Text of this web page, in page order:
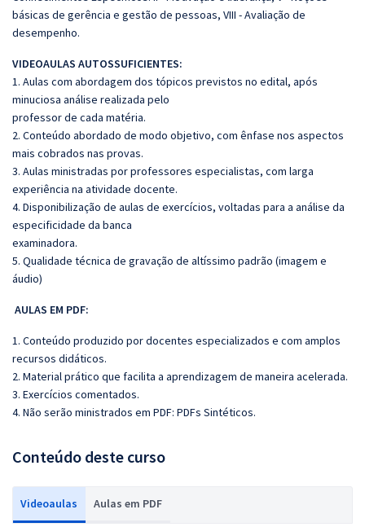
básicas de gerência e gestão de pessoas, VIII - Avaliação de
desempenho.
VIDEOAULAS AUTOSSUFICIENTES:
1. Aulas com abordagem dos tópicos previstos no edital, após
minuciosa análise realizada pelo
professor de cada matéria.
2. Conteúdo abordado de modo objetivo, com ênfase nos aspectos
mais cobrados nas provas.
3. Aulas ministradas por professores especialistas, com larga
experiência na atividade docente.
4. Disponibilização de aulas de exercícios, voltadas para a análise da
especificidade da banca
examinadora.
5. Qualidade técnica de gravação de altíssimo padrão (imagem e
áudio)
AULAS EM PDF:
1. Conteúdo produzido por docentes especializados e com amplos
recursos didáticos.
2. Material prático que facilita a aprendizagem de maneira acelerada.
3. Exercícios comentados.
4. Não serão ministrados em PDF: PDFs Sintéticos.
Conteúdo deste curso
Videoaulas Aulas em PDF